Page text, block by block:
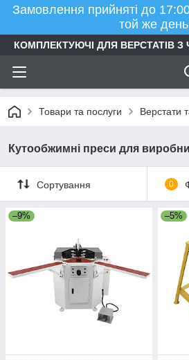
Замовлення прийняті до
той же
КОМПЛЕКТУЮЧІ ДЛЯ ВЕРСТАТІВ З
Товари та послуги Верстати
Кутообжимні преси для
Сортування 0
–9% –5%